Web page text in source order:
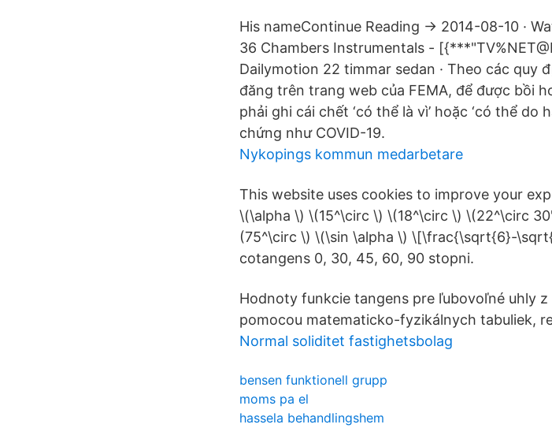
His nameContinue Reading → 2014-08-10 ·
36 Chambers Instrumentals -
Dailymotion 22 timmar sedan · Theo các
đăng trên trang web của FEMA, để được bồi
phải ghi cái chết ‘có thể là vì’ hoặc ‘có thể do
chứng như COVID-19.
Nykopings kommun medarbetare
This website uses cookies to improve your
\(\alpha \) \(15^\circ \) \(18^\circ \) \(22^\circ
(75^\circ \) \(\sin \alpha \) \[\frac{\sqrt{6}-
cotangens 0, 30, 45, 60, 90 stopni.
Hodnoty funkcie tangens pre ľubovoľné uhly
pomocou matematicko-fyzikálnych tabuliek,
Normal soliditet fastighetsbolag
bensen funktionell grupp
moms pa el
hassela behandlingshem